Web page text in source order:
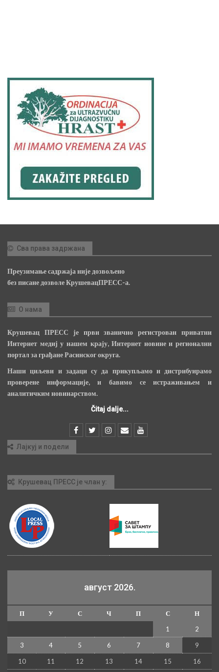
Сва права задржана
Преузимање садржаја није дозвољено
без писане дозволе КрушевацПРЕСС-а.
О нама
Крушевац ПРЕСС је први званично регистрован приватни
Интернет медиј у нашем крају, Интернет новине и регионални
портал за грађане Расинског округа.
Наши циљеви и задаци су да прикупљамо и дистрибуирамо
проверене информације, и бавимо се истраживањем и
аналитичким новинарством.
Čitaj dalje...
Лајкуј и подели
Крушевац ПРЕСС је члан у:
август 2026.
П У С Ч П С
Н
1
2
3 4 5 6 7 8 9
10 11 12 13 14 15 16